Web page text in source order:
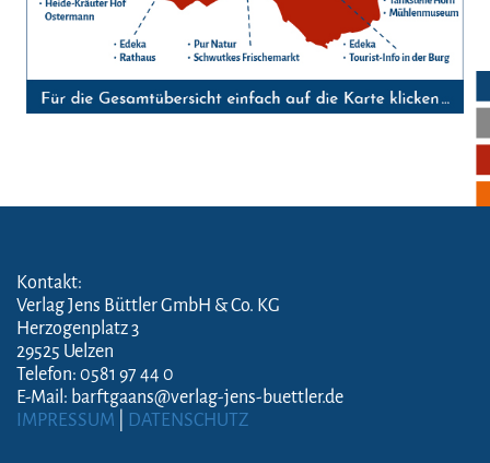
Kontakt:
Verlag Jens Büttler GmbH & Co. KG
Herzogenplatz 3
29525 Uelzen
Telefon: 0581 97 44 0
E-Mail: barftgaans@verlag-jens-buettler.de
IMPRESSUM
DATENSCHUTZ